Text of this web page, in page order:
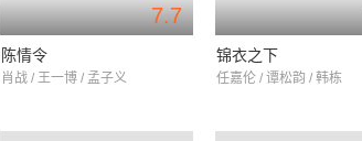
7.7
陈情令
肖战 / 王一博 / 孟子义
锦衣之下
任嘉伦 / 谭松韵 / 韩栋